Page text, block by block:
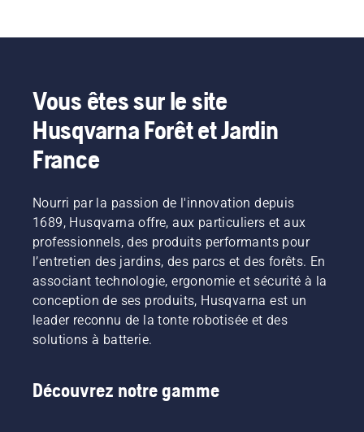
Vous êtes sur le site
Husqvarna Forêt et Jardin
France
Nourri par la passion de l'innovation depuis
1689, Husqvarna offre, aux particuliers et aux
professionnels, des produits performants pour
l’entretien des jardins, des parcs et des forêts. En
associant technologie, ergonomie et sécurité à la
conception de ses produits, Husqvarna est un
leader reconnu de la tonte robotisée et des
solutions à batterie.
Découvrez notre gamme